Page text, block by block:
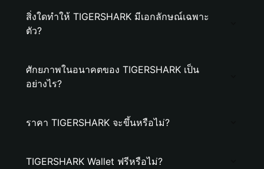
สิ่งใดทำให้ TIGERSHARK มีเอกลักษณ์เฉพาะ
ตัว?
ศักยภาพในอนาคตของ TIGERSHARK เป็น
อย่างไร?
ราคา TIGERSHARK จะขึ้นหรือไม่?
TIGERSHARK Wallet ฟรีหรือไม่?